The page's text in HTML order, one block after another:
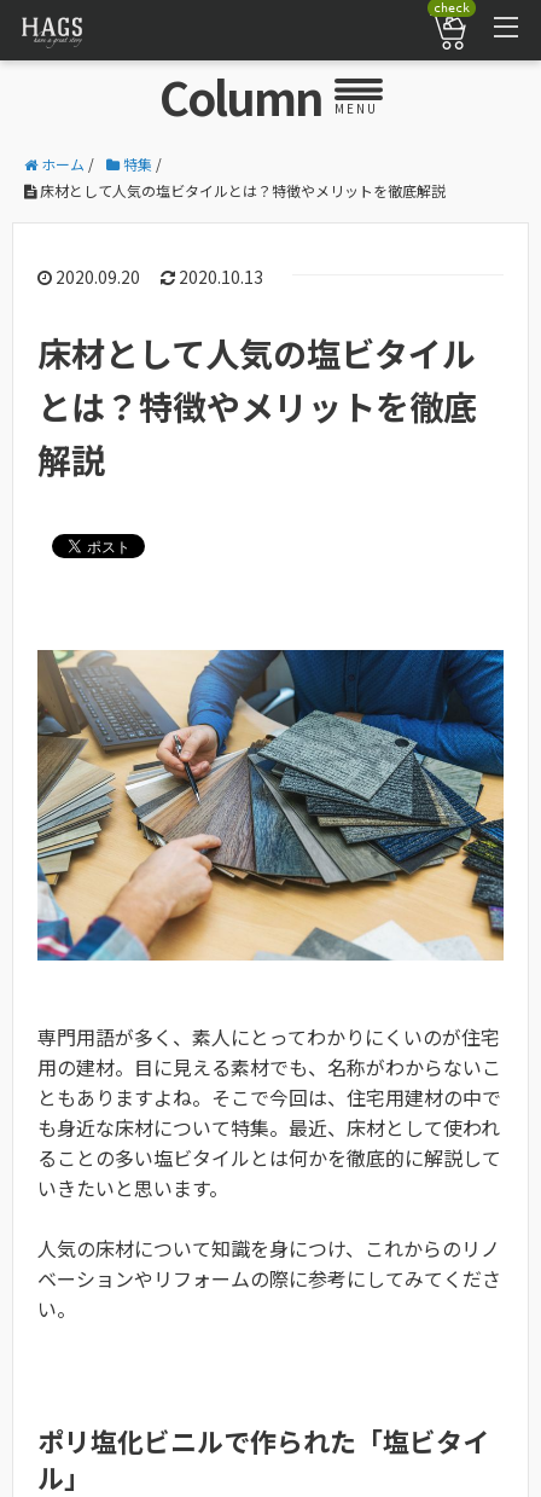
check
Column MENU
ホーム / 特集 /
床材として人気の塩ビタイルとは？特徴やメリットを徹底解説
2020.09.20 2020.10.13
床材として人気の塩ビタイル
とは？特徴やメリットを徹底
解説
専門用語が多く、素人にとってわかりにくいのが住宅
用の建材。目に見える素材でも、名称がわからないこ
ともありますよね。そこで今回は、住宅用建材の中で
も身近な床材について特集。最近、床材として使われ
ることの多い塩ビタイルとは何かを徹底的に解説して
いきたいと思います。
人気の床材について知識を身につけ、これからのリノ
ベーションやリフォームの際に参考にしてみてくださ
い。
ポリ塩化ビニルで作られた「塩ビタイ
ル」